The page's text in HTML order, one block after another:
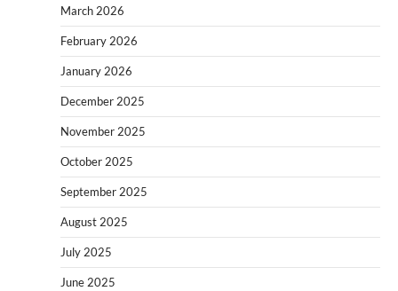
March 2026
February 2026
January 2026
December 2025
November 2025
October 2025
September 2025
August 2025
July 2025
June 2025